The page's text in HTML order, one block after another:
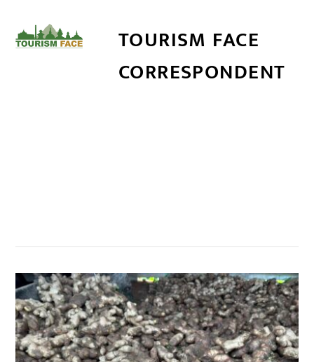
TOURISM FACE
CORRESPONDENT
,